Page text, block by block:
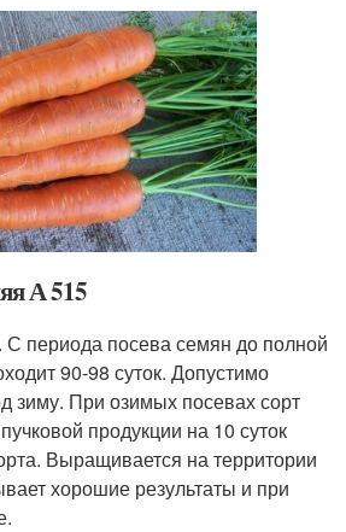
А 515
периода посева семян до полной
90-98 суток. Допустимо
зиму. При озимых посевах сорт
продукции на 10 суток
Выращивается на территории
хорошие результаты и при